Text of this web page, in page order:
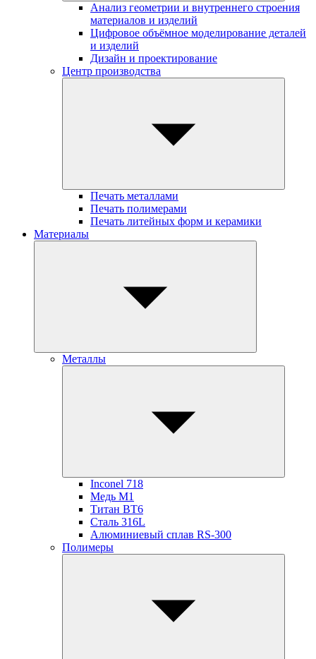
Анализ геометрии и внутреннего строения
материалов и изделий
Цифровое объёмное моделирование деталей
и изделий
Дизайн и проектирование
Центр производства
Печать металлами
Печать полимерами
Печать литейных форм и керамики
Материалы
Металлы
Inconel 718
Медь М1
Титан ВТ6
Сталь 316L
Алюминиевый сплав RS-300
Полимеры